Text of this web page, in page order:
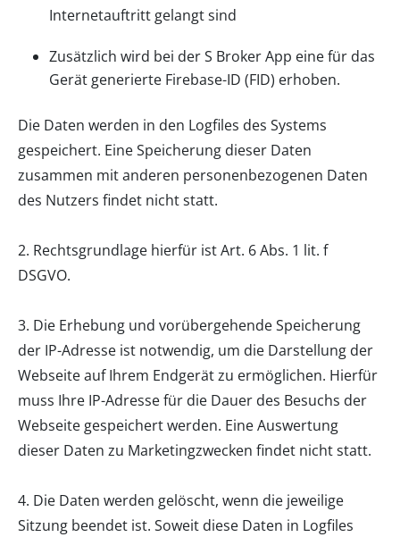
Internetauftritt gelangt sind
Zusätzlich wird bei der S Broker App eine für das
Gerät generierte Firebase-ID (FID) erhoben.
Die Daten werden in den Logfiles des Systems
gespeichert. Eine Speicherung dieser Daten
zusammen mit anderen personenbezogenen Daten
des Nutzers findet nicht statt.
2. Rechtsgrundlage hierfür ist Art. 6 Abs. 1 lit. f
DSGVO.
3. Die Erhebung und vorübergehende Speicherung
der IP-Adresse ist notwendig, um die Darstellung der
Webseite auf Ihrem Endgerät zu ermöglichen. Hierfür
muss Ihre IP-Adresse für die Dauer des Besuchs der
Webseite gespeichert werden. Eine Auswertung
dieser Daten zu Marketingzwecken findet nicht statt.
4. Die Daten werden gelöscht, wenn die jeweilige
Sitzung beendet ist. Soweit diese Daten in Logfiles